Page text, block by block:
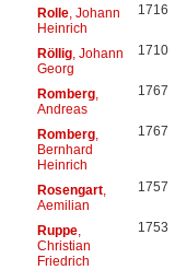
Rolle, Johann
Heinrich
1716
Röllig, Johann
Georg
1710
Romberg,
Andreas
1767
Romberg,
Bernhard
Heinrich
1767
Rosengart,
Aemilian
1757
Ruppe,
Christian
Friedrich
1753